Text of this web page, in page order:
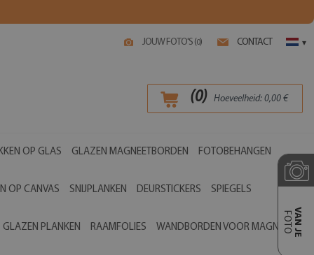
JOUW FOTO'S (0) CONTACT ▾
(0) Hoeveelheid: 0,00 €
OP GLAS GLAZEN MAGNEETBORDEN FOTOBEHANGEN
OP CANVAS SNIJPLANKEN DEURSTICKERS SPIEGELS
GLAZEN PLANKEN RAAMFOLIES WANDBORDEN VOOR MAGNETEN
VAN JE
FOTO